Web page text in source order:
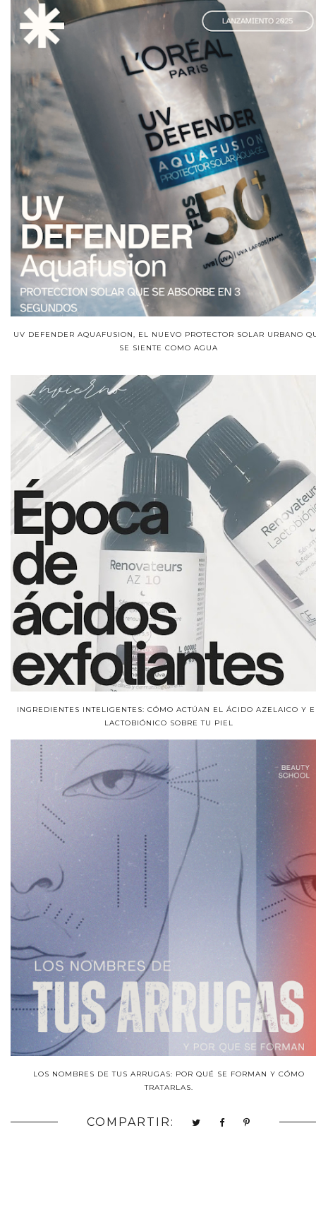
UV DEFENDER AQUAFUSION, EL NUEVO PROTECTOR SOLAR URBANO
SE SIENTE COMO AGUA
INGREDIENTES INTELIGENTES: CÓMO ACTÚAN EL ÁCIDO AZELAICO Y
LACTOBIÓNICO SOBRE TU PIEL
LOS NOMBRES DE TUS ARRUGAS: POR QUÉ SE FORMAN Y CÓMO
TRATARLAS.
COMPARTIR: